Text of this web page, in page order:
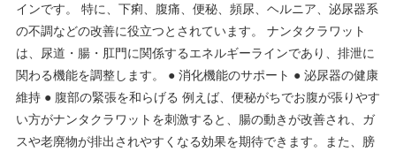
インです。 特に、下痢、腹痛、便秘、頻尿、ヘルニア、泌尿器系
の不調などの改善に役立つとされています。 ナンタクラワット
は、尿道・腸・肛門に関係するエネルギーラインであり、排泄に
関わる機能を調整します。 ● 消化機能のサポート ● 泌尿器の健康
維持 ● 腹部の緊張を和らげる 例えば、便秘がちでお腹が張りやす
い方がナンタクラワットを刺激すると、腸の動きが改善され、ガ
スや老廃物が排出されやすくなる効果を期待できます。また、膀